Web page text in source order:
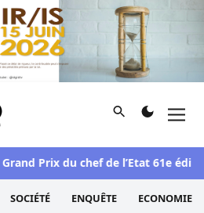
d'information et d'investigation
Rechercher
Prix du chef de l’Etat 61e
SOCIÉTÉ ENQUÊTE ECONOMIE